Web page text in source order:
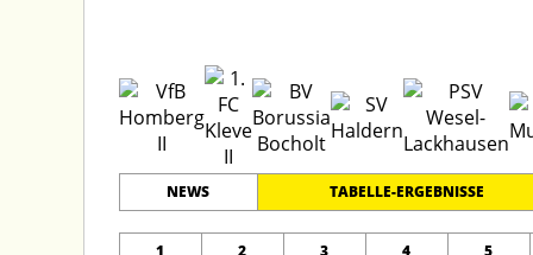
NEWS TABELLE-ERGEBNISSE
1 2 3 4
5